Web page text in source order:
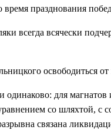
празднования
всегда всячески
освободиться
для
со шляхтой, с
связана